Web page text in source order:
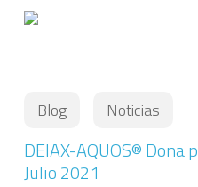
Skip
Blog Noticias
DEIAX-AQUOS® Dona
Julio 2021